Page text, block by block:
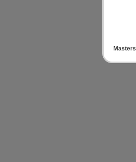
Masters